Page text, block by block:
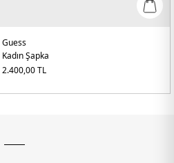
Guess
Kadın Şapka
2.400,00TL